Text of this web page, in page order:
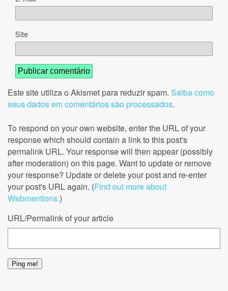
Site
Este site utiliza o Akismet para reduzir spam. Saiba como
seus dados em comentários são processados.
To respond on your own website, enter the URL of your
response which should contain a link to this post's
permalink URL. Your response will then appear (possibly
after moderation) on this page. Want to update or remove
your response? Update or delete your post and re-enter
your post's URL again. (Find out more about
Webmentions.)
URL/Permalink of your article